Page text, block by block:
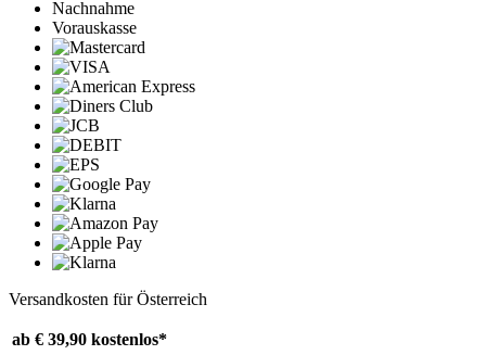
Nachnahme
Vorauskasse
Versandkosten für Österreich
ab € 39,90 kostenlos*